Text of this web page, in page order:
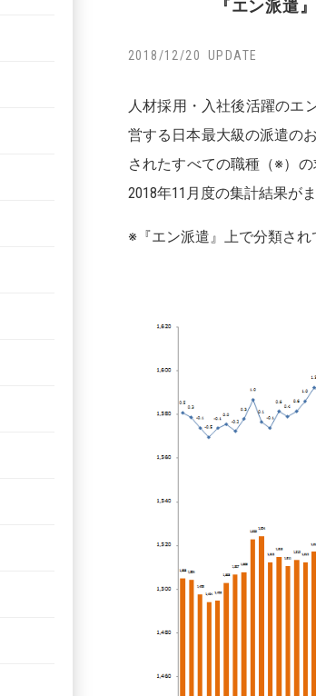
『エン派遣
2018/12/20
人材採用・入社後活躍のエ
営する日本最大級の派遣の
されたすべての職種（※）
2018年11月度の集計結果が
※『エン派遣』上で分類さ